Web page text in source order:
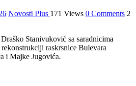
Novosti Plus 171 Views 0 Comments 2
Stanivuković sa saradnicima
raskrsnice Bulevara
i Majke Jugovića.